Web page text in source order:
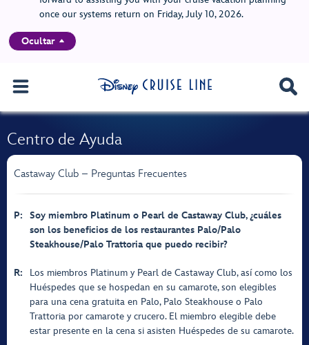
once our systems return on Friday, July 10, 2026.
Ocultar
Centro de Ayuda
Castaway Club – Preguntas Frecuentes
P:
Soy miembro Platinum o Pearl de Castaway Club, ¿cuáles
son los beneficios de los restaurantes Palo/Palo
Steakhouse/Palo Trattoria que puedo recibir?
R:
Los miembros Platinum y Pearl de Castaway Club, así como los
Huéspedes que se hospedan en su camarote, son elegibles
para una cena gratuita en Palo, Palo Steakhouse o Palo
Trattoria por camarote y crucero. El miembro elegible debe
estar presente en la cena si asisten Huéspedes de su camarote.